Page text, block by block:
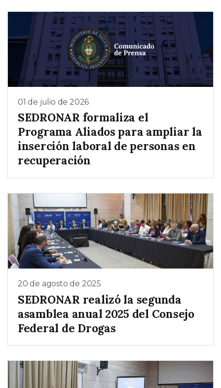
01 de julio de 2026
SEDRONAR formaliza el
Programa Aliados para ampliar la
inserción laboral de personas en
recuperación
20 de agosto de 2025
SEDRONAR realizó la segunda
asamblea anual 2025 del Consejo
Federal de Drogas